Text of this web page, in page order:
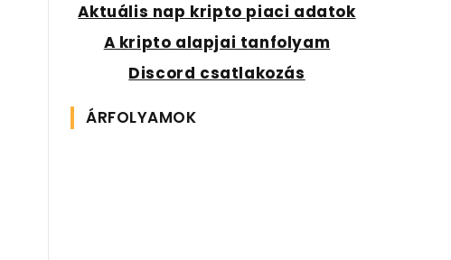
Aktuális nap kripto piaci adatok
A kripto alapjai tanfolyam
Discord csatlakozás
ÁRFOLYAMOK